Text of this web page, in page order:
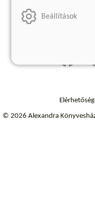
Szállítási
© 2026 Alexandra
Beállítások